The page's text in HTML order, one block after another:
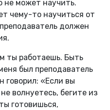
не может научить.
чему-то научиться от
должен
ты работаешь. Быть
был преподаватель
говорил: «Если вы
волнуетесь, бегите из
готовишься,